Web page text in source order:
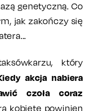
genetyczną. Co
jak zakończy się
który
akcja nabiera
czoła coraz
kobietę powinien